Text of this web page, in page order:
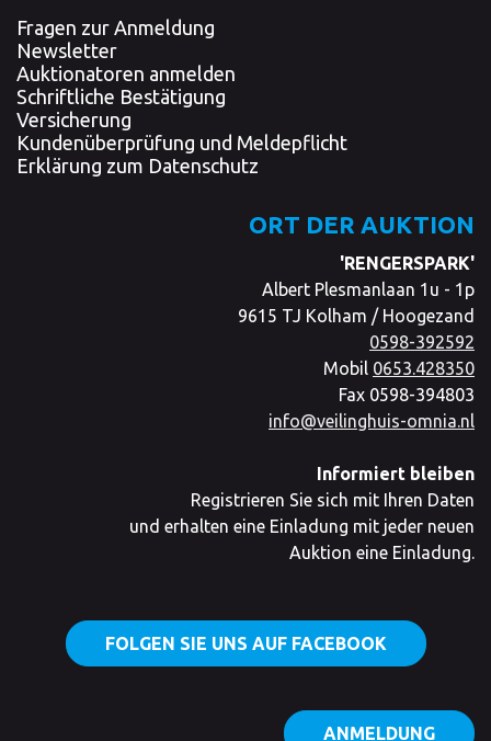
Fragen zur Anmeldung
Newsletter
Auktionatoren anmelden
Schriftliche Bestätigung
Versicherung
Kundenüberprüfung und Meldepflicht
Erklärung zum Datenschutz
ORT DER AUKTION
'RENGERSPARK'
Albert Plesmanlaan 1u - 1p
9615 TJ Kolham / Hoogezand
0598-392592
Mobil 0653.428350
Fax 0598-394803
info@veilinghuis-omnia.nl
Informiert bleiben
Registrieren Sie sich mit Ihren Daten
und erhalten eine Einladung mit jeder neuen
Auktion eine Einladung.
FOLGEN SIE UNS AUF FACEBOOK
ANMELDUNG